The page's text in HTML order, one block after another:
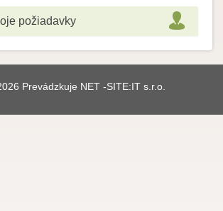
požiadavky
Prevádzkuje NET -SITE:IT s.r.o.